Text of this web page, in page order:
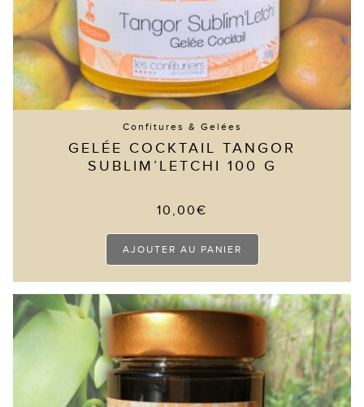
Confitures & Gelées
GELÉE COCKTAIL TANGOR
SUBLIM’LETCHI 100 G
10,00€
AJOUTER AU PANIER